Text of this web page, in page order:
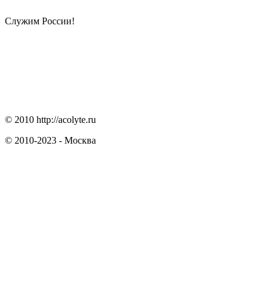
Служим России!
© 2010 http://acolyte.ru
© 2010-2023 - Москва